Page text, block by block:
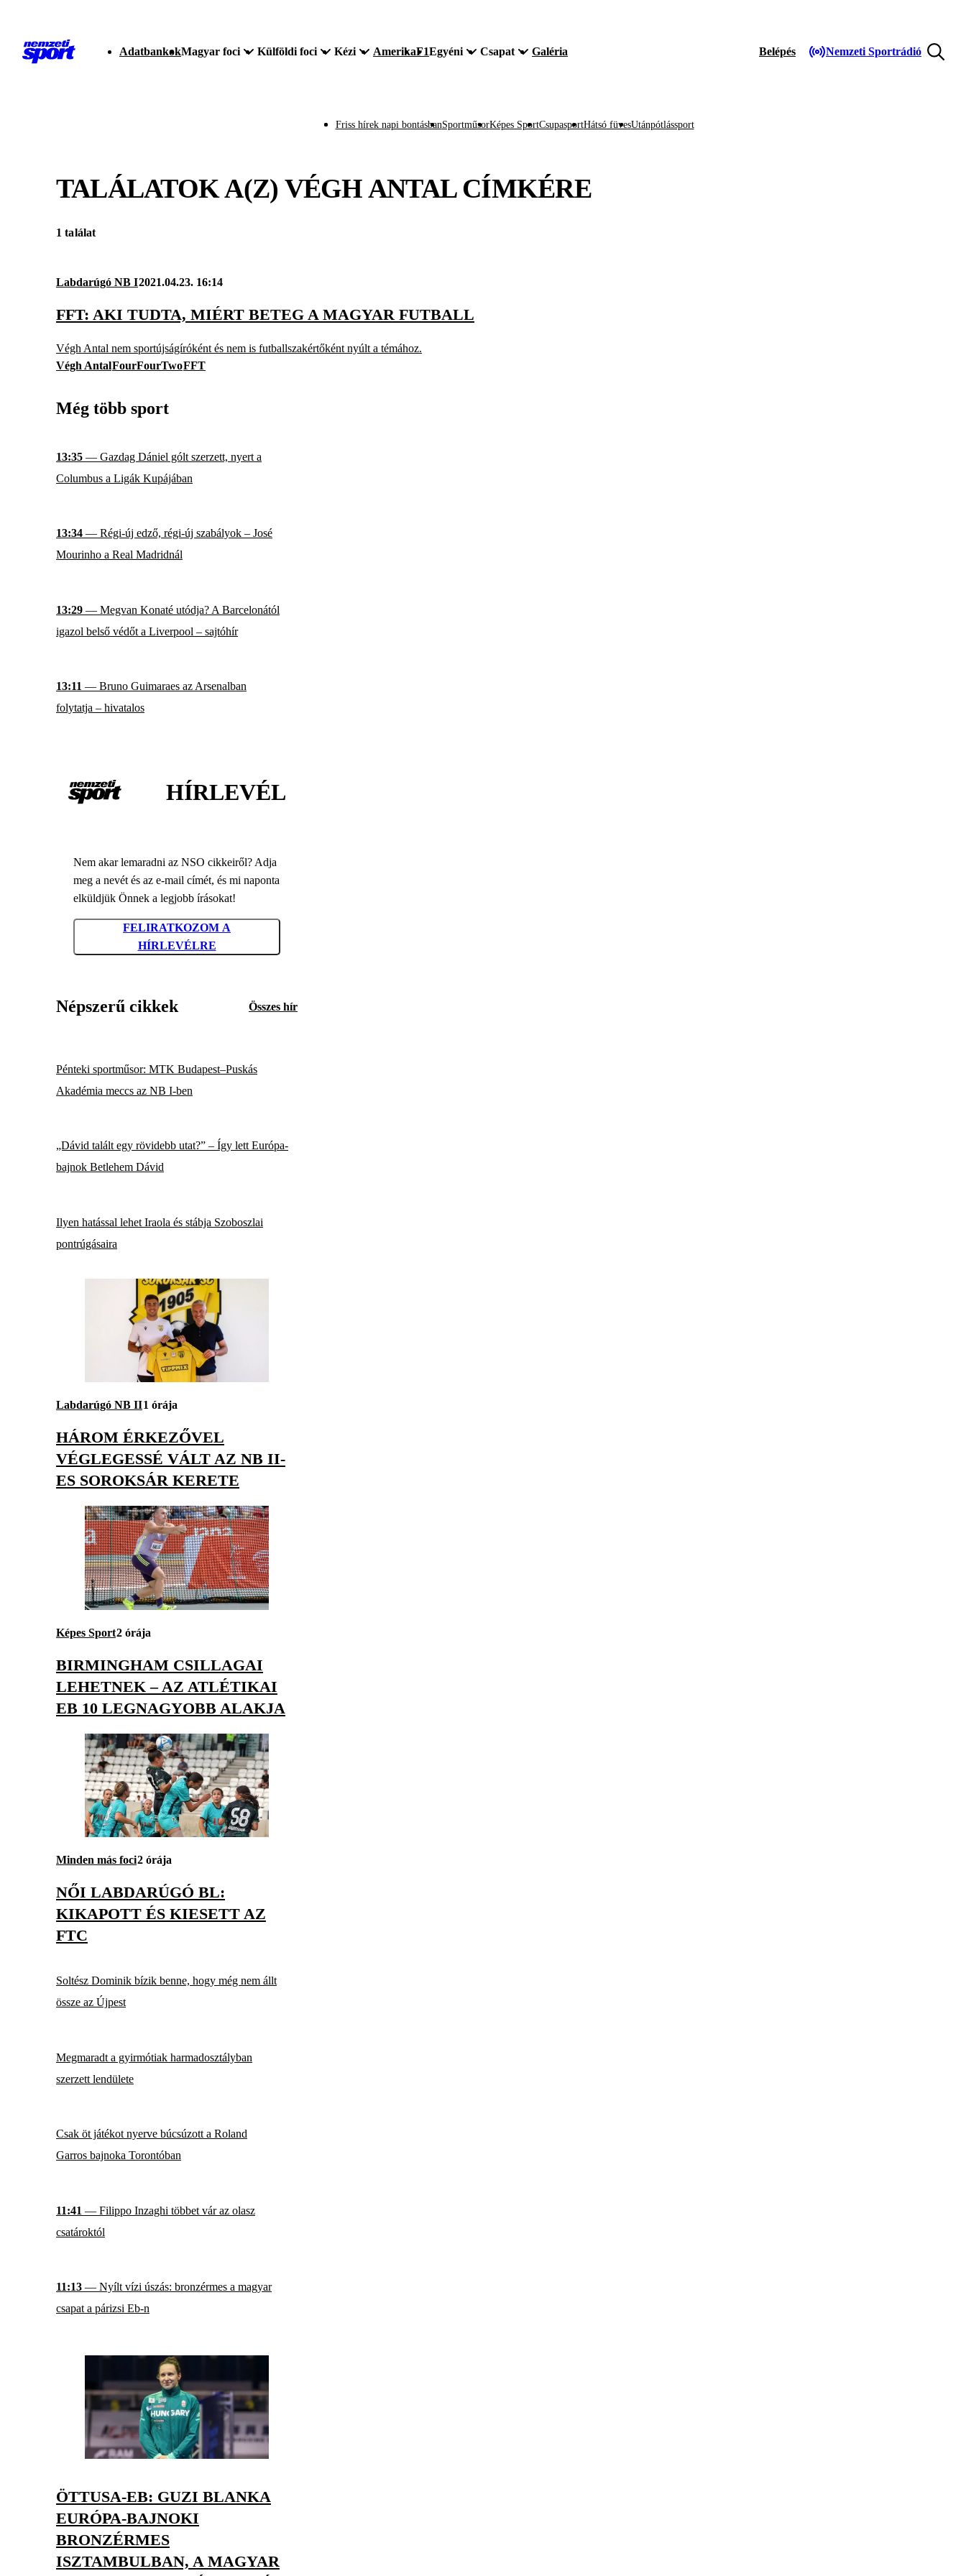
AdatbankokMagyar foci Külföldi foci Kézi AmerikaF1Egyéni Csapat Galéria Belépés Nemzeti Sportrádió
Friss hírek napi bontásbanSportműsorKépes SportCsupasportHátsó füvesUtánpótlássport
TALÁLATOK A(Z) VÉGH ANTALCÍMKÉRE
1 találat
Labdarúgó NB I2021.04.23. 16:14
FFT: AKI TUDTA, MIÉRT BETEG A MAGYAR FUTBALL
Végh Antal nem sportújságíróként és nem is futballszakértőként nyúlt a témához.
Végh AntalFourFourTwoFFT
Még több sport
13:35 — Gazdag Dániel gólt szerzett, nyert a
Columbus a Ligák Kupájában
13:34 — Régi-új edző, régi-új szabályok – José
Mourinho a Real Madridnál
13:29 — Megvan Konaté utódja? A Barcelonától
igazol belső védőt a Liverpool – sajtóhír
13:11 — Bruno Guimaraes az Arsenalban
folytatja – hivatalos
HÍRLEVÉL
Nem akar lemaradni az NSO cikkeiről? Adja
meg a nevét és az e-mail címét, és mi naponta
elküldjük Önnek a legjobb írásokat!
FELIRATKOZOM A
HÍRLEVÉLRE
Népszerű cikkek Összes hír
Pénteki sportműsor: MTK Budapest–Puskás
Akadémia meccs az NB I-ben
„Dávid talált egy rövidebb utat?” – Így lett Európa-
bajnok Betlehem Dávid
Ilyen hatással lehet Iraola és stábja Szoboszlai
pontrúgásaira
Labdarúgó NB II1 órája
HÁROM ÉRKEZŐVEL
VÉGLEGESSÉ VÁLT AZ NB II-
ES SOROKSÁR KERETE
Képes Sport2 órája
BIRMINGHAM CSILLAGAI
LEHETNEK – AZ ATLÉTIKAI
EB 10 LEGNAGYOBB ALAKJA
Minden más foci2 órája
NŐI LABDARÚGÓ BL:
KIKAPOTT ÉS KIESETT AZ
FTC
Soltész Dominik bízik benne, hogy még nem állt
össze az Újpest
Megmaradt a gyirmótiak harmadosztályban
szerzett lendülete
Csak öt játékot nyerve búcsúzott a Roland
Garros bajnoka Torontóban
11:41 — Filippo Inzaghi többet vár az olasz
csatároktól
11:13 — Nyílt vízi úszás: bronzérmes a magyar
csapat a párizsi Eb-n
ÖTTUSA-EB: GUZI BLANKA
EURÓPA-BAJNOKI
BRONZÉRMES
ISZTAMBULBAN, A MAGYAR